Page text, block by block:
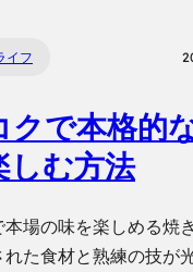
イフ
クで本格的
しむ方法
場の味を楽しめる焼
れた食材と熟練の技が